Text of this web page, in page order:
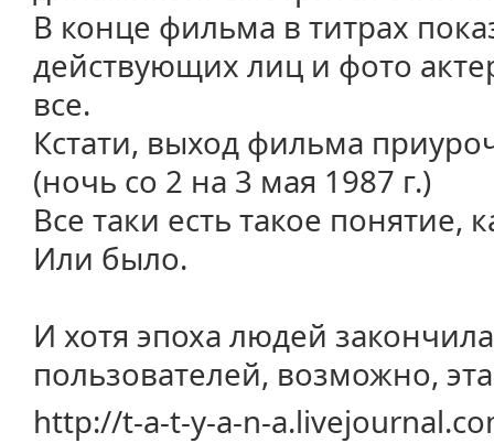
В конце фильма в титрах
действующих лиц и фото
все.
Кстати, выход фильма
(ночь со 2 на 3 мая 1987 г.)
Все таки есть такое понятие,
Или было.
И хотя эпоха людей
пользователей, возможно,
http://t-a-t-y-a-n-